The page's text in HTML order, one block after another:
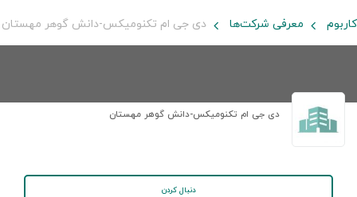
کاربوم معرفی شرکت‌ها دی جی ام تکنومیکس-دانش گوهر مهستان
دی جی ام تکنومیکس-دانش گوهر مهستان
دنبال کردن